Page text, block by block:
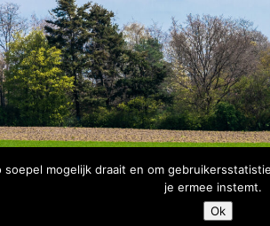
Copyright Bomenbelang Bronckhorst |
mogelijk draait en om
je ermee instemt.
Ok